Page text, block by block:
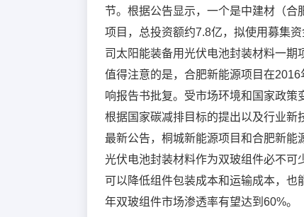
节。根据公告显示，一个是中建材（
项目，总投资额约7.8亿，拟使用募集
司太阳能装备用光伏电池封装材料一期
值得注意的是，合肥新能源项目在
响报告书批复。受市场环境和国家政策
根据国家碳减排目标的提出以及行业
最新公告，桐城新能源项目和合肥新能
光伏电池封装材料作为双玻组件必不
可以降低组件包装成本和运输成本，
年双玻组件市场渗透率有望达到60%。